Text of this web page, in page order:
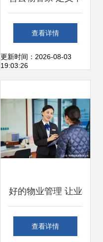
国办公楼宇智能化
管理新方向，赋能
查看详情
更新时间：2026-08-03
19:03:26
好的物业管理 让业
主感受“被爱着”的
查看详情